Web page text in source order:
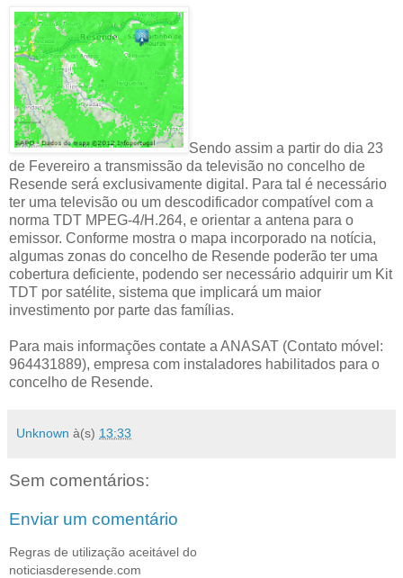
Sendo assim a partir do dia 23
de Fevereiro a transmissão da televisão no concelho de
Resende será exclusivamente digital. Para tal é necessário
ter uma televisão ou um descodificador compatível com a
norma TDT MPEG-4/H.264, e orientar a antena para o
emissor. Conforme mostra o mapa incorporado na notícia,
algumas zonas do concelho de Resende poderão ter uma
cobertura deficiente, podendo ser necessário adquirir um Kit
TDT por satélite, sistema que implicará um maior
investimento por parte das famílias.
Para mais informações contate a ANASAT (Contato móvel:
964431889), empresa com instaladores habilitados para o
concelho de Resende.
Unknown à(s) 13:33
Sem comentários:
Enviar um comentário
Regras de utilização aceitável do
noticiasderesende.com